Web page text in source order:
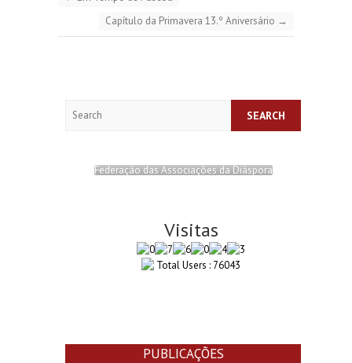
Capítulo da Primavera 13.º Aniversário →
Federação das Associações da Diáspora
Visitas
Total Users : 76043
PUBLICAÇÕES